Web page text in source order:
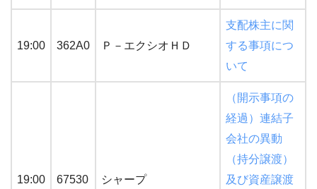
19:00 362A0 Ｐ－エクシオＨＤ
支配株主に関
する事項につ
いて
19:00 67530 シャープ
（開示事項の
経過）連結子
会社の異動
（持分譲渡）
及び資産譲渡